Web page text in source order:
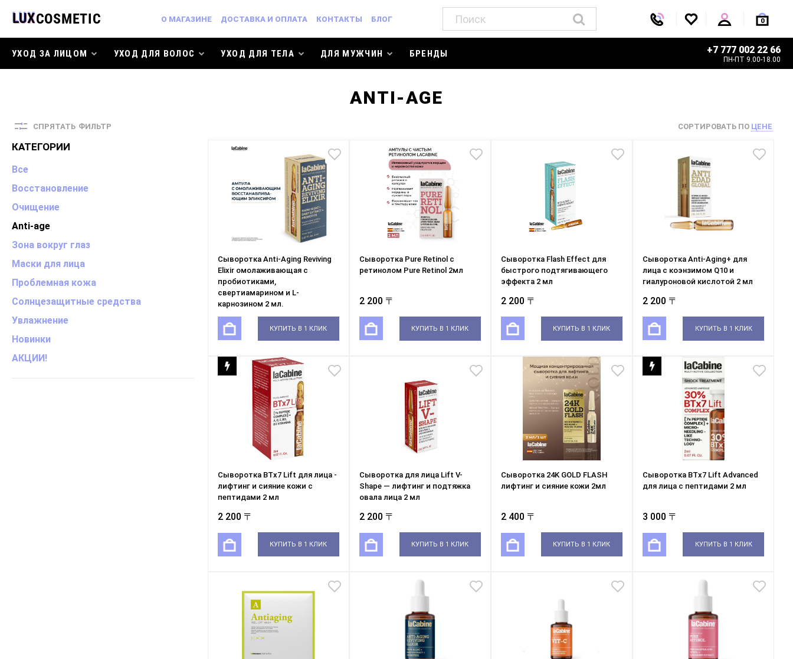
О МАГАЗИНЕ ДОСТАВКА И ОПЛАТА КОНТАКТЫ БЛОГ 0
УХОД ЗА ЛИЦОМ УХОД ДЛЯ ВОЛОС УХОД ДЛЯ ТЕЛА ДЛЯ МУЖЧИН БРЕНДЫ +7 777 002 22 66
ПН-ПТ 9.00-18.00
ANTI-AGE
СПРЯТАТЬ ФИЛЬТР СОРТИРОВАТЬ ПО ЦЕНЕ
КАТЕГОРИИ
Все
Восстановление
Очищение
Anti-age
Зона вокруг глаз
Маски для лица
Проблемная кожа
Солнцезащитные средства
Увлажнение
Новинки
АКЦИИ!
Сыворотка Anti-Aging Reviving
Elixir омолаживающая с
пробиотиками,
свертиамарином и L-
карнозином 2 мл.
2 200 〒
КУПИТЬ В 1 КЛИК
Сыворотка Pure Retinol с
ретинолом Pure Retinol 2мл
2 200 〒
КУПИТЬ В 1 КЛИК
Cыворотка Flash Effect для
быстрого подтягивающего
эффекта 2 мл
2 200 〒
КУПИТЬ В 1 КЛИК
Сыворотка Anti-Aging+ для
лица с коэнзимом Q10 и
гиалуроновой кислотой 2 мл
2 200 〒
КУПИТЬ В 1 КЛИК
Сыворотка BTx7 Lift для лица -
лифтинг и сияние кожи с
пептидами 2 мл
2 200 〒
КУПИТЬ В 1 КЛИК
Сыворотка для лица Lift V-
Shape — лифтинг и подтяжка
овала лица 2 мл
2 200 〒
КУПИТЬ В 1 КЛИК
Сыворотка 24K GOLD FLASH
лифтинг и сияние кожи 2мл
2 400 〒
КУПИТЬ В 1 КЛИК
Сыворотка BTx7 Lift Advanced
для лица с пептидами 2 мл
3 000 〒
КУПИТЬ В 1 КЛИК